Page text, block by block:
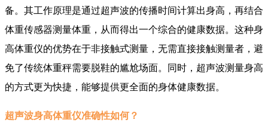
备。其工作原理是通过超声波的传播时间计算出身高，再结合
体重传感器测量体重，从而得出一个综合的健康数据。这种身
高体重仪的优势在于非接触式测量，无需直接接触测量者，避
免了传统体重秤需要脱鞋的尴尬场面。同时，超声波测量身高
的方式更为快捷，能够提供更全面的身体健康数据。
超声波身高体重仪准确性如何？